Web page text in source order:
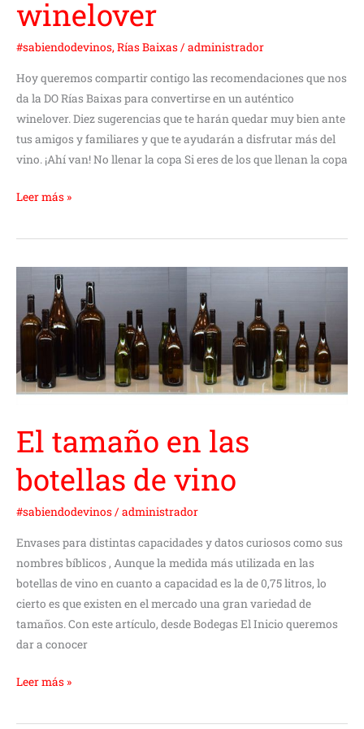
winelover
#sabiendodevinos,Rías Baixas/ administrador
Hoy queremos compartir contigo las recomendaciones que nos
da la DO Rías Baixas para convertirse en un auténtico
winelover. Diez sugerencias que te harán quedar muy bien ante
tus amigos y familiares y que te ayudarán a disfrutar más del
vino. ¡Ahí van! No llenar la copa Si eres de los que llenan la copa
Leer más »
El tamaño en las
botellas de vino
#sabiendodevinos/ administrador
Envases para distintas capacidades y datos curiosos como sus
nombres bíblicos , Aunque la medida más utilizada en las
botellas de vino en cuanto a capacidad es la de 0,75 litros, lo
cierto es que existen en el mercado una gran variedad de
tamaños. Con este artículo, desde Bodegas El Inicio queremos
dar a conocer
tamaño
en
las
de
vino
Leer más »